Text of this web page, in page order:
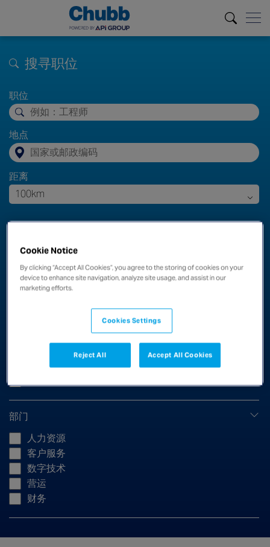
搜寻职位
职位
地点
距离
100km
进阶筛选
部门
人力资源
客户服务
数字技术
营运
财务
Cookie Notice
By clicking “Accept All Cookies”, you agree to the storing of cookies on your
device to enhance site navigation, analyze site usage, and assist in our
marketing efforts.
Cookies Settings
Reject All Accept All Cookies